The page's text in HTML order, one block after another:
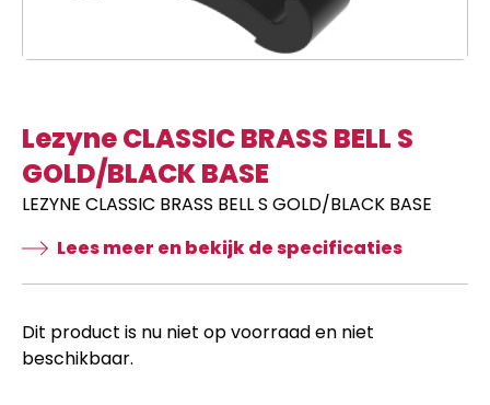
Lezyne CLASSIC BRASS BELL S
GOLD/BLACK BASE
LEZYNE CLASSIC BRASS BELL S GOLD/BLACK BASE
Lees meer en bekijk de specificaties
Dit product is nu niet op voorraad en niet
beschikbaar.